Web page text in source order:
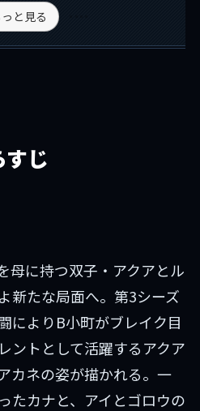
と見る
じ
母に持つ双子・アクアとル
新たな局面へ。第3シーズ
によりB小町がブレイク目
ントとして活躍するアクア
カネの姿が描かれる。一
たカナと、アイとゴロウの